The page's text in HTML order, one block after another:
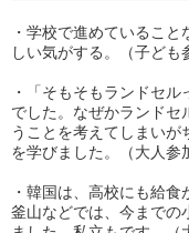
・ 学校で進めていること
しい気がする。
（子ども
・
「そもそもランドセ
でした。 なぜかランドセ
うことを考えてしまいが
を学びました。（大人参
・韓国は、高校にも給食
釜山などでは、今までの